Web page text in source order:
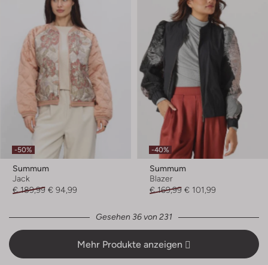
-50%
Summum
Jack
€ 189,99 € 94,99
-40%
Summum
Blazer
€ 169,99 € 101,99
Gesehen 36 von 231
Mehr Produkte anzeigen